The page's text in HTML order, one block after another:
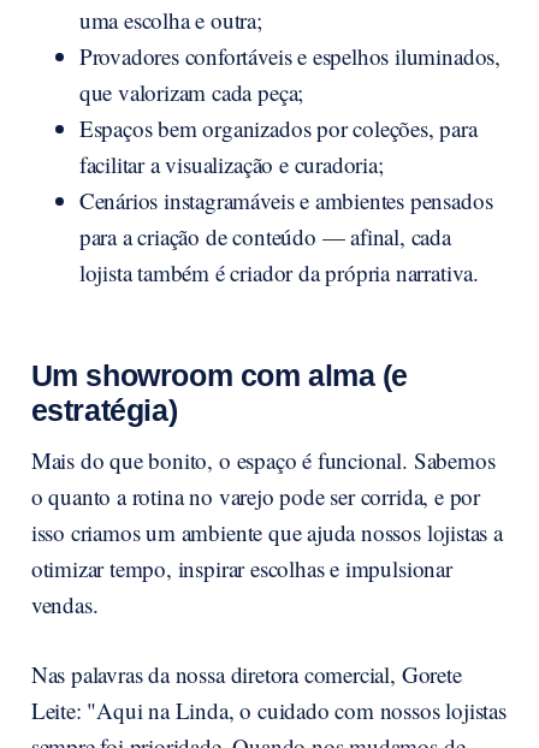
uma escolha e outra;
Provadores confortáveis e espelhos iluminados,
que valorizam cada peça;
Espaços bem organizados por coleções, para
facilitar a visualização e curadoria;
Cenários instagramáveis e ambientes pensados
para a criação de conteúdo — afinal, cada
lojista também é criador da própria narrativa.
Um showroom com alma (e
estratégia)
Mais do que bonito, o espaço é funcional. Sabemos
o quanto a rotina no varejo pode ser corrida, e por
isso criamos um ambiente que ajuda nossos lojistas a
otimizar tempo, inspirar escolhas e impulsionar
vendas.
Nas palavras da nossa diretora comercial, Gorete
Leite: "Aqui na Linda, o cuidado com nossos lojistas